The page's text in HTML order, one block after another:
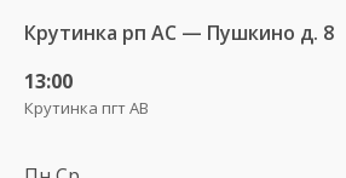
Крутинка рп АС — Пушкино д. 8
13:00
Крутинка пгт АВ